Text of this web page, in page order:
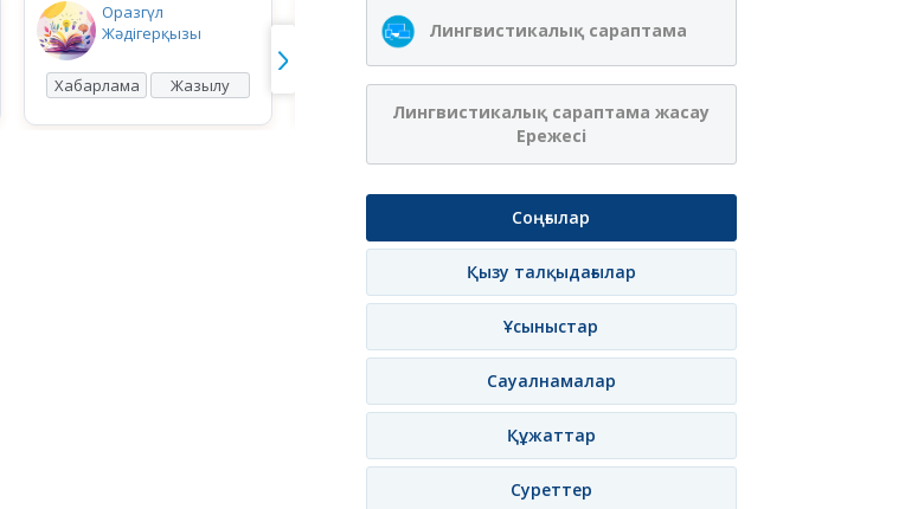
Оразгүл
Жәдігерқызы
Хабарлама Жазылу
Ақжібек
Нұрланқызы Ахмет
Хабарлама Жазылу
Итеғұлова
Хабарлама Жазылу
Лингвистикалық сараптама
Лингвистикалық сараптама жасау
Ережесі
Соңғылар
Қызу талқыдағылар
Ұсыныстар
Сауалнамалар
Құжаттар
Суреттер